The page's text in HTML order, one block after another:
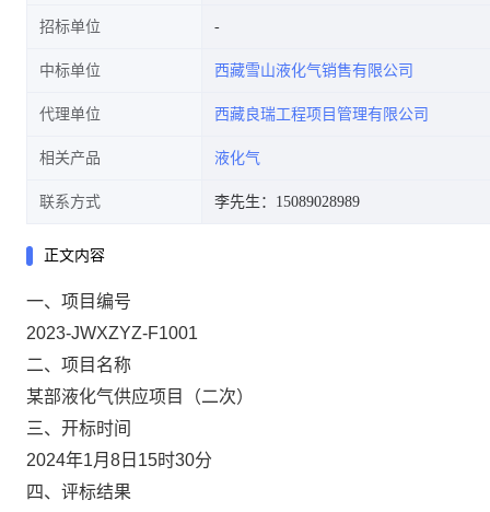
招标单位
中标单位 西藏雪山液化气销售有限公司
代理单位 西藏良瑞工程项目管理有限公司
相关产品 液化气
联系方式 李先生：15089028989
正文内容
一、项目编号
2023-JWXZYZ-F1001
二、项目名称
某部液化气供应项目（二次）
三、开标时间
2024年1月 8 日 15时30分
四、评标结果